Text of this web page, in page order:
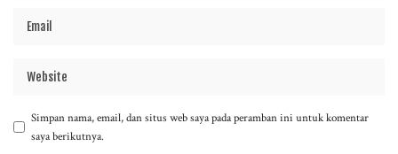
Simpan nama, email, dan situs web saya pada peramban ini untuk komentar
saya berikutnya.